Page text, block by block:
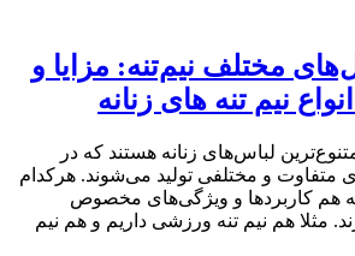
مختلف نیم‌تنه: مزایا و
نیم تنه های زنانه
لباس‌های زنانه هستند که در
متفاوت و مختلفی تولید می‌شوند. هرکدام
هم کاربردها و ویژگی‌های مخصوص
مثلا هم نیم‌ تنه ورزشی داریم و هم نیم